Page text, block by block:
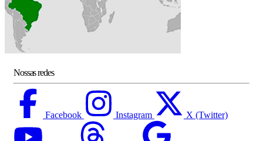
Nossas redes
Facebook Instagram X (Twitter)